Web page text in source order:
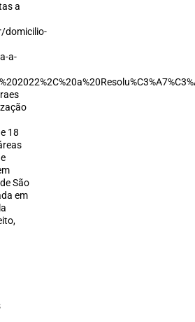
a
domicilio-
a-
18
São
em